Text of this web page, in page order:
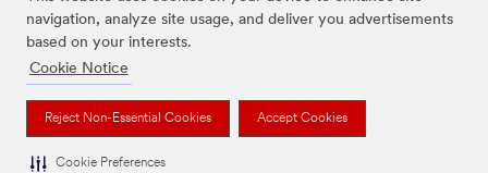
navigation, analyze site usage, and deliver you advertisements
based on your interests.
Cookie Notice
Reject Non-Essential Cookies Accept Cookies
Cookie Preferences
3M, Post-it® en de kleur Canary Yellow™ zijn handelsmerken van 3M.